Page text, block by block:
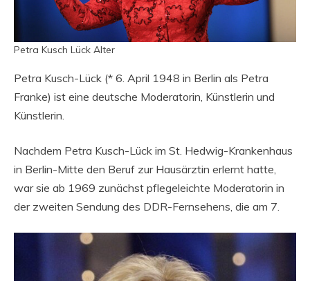
Petra Kusch Lück Alter
Petra Kusch-Lück (* 6. April 1948 in Berlin als Petra
Franke) ist eine deutsche Moderatorin, Künstlerin und
Künstlerin.
Nachdem Petra Kusch-Lück im St. Hedwig-Krankenhaus
in Berlin-Mitte den Beruf zur Hausärztin erlernt hatte,
war sie ab 1969 zunächst pflegeleichte Moderatorin in
der zweiten Sendung des DDR-Fernsehens, die am 7.